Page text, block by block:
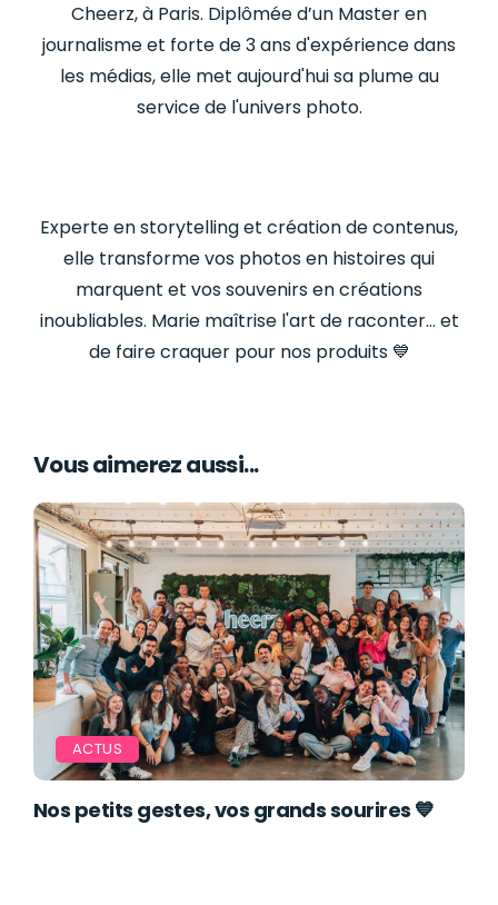
Cheerz, à Paris. Diplômée d’un Master en
journalisme et forte de 3 ans d'expérience dans
les médias, elle met aujourd'hui sa plume au
service de l'univers photo.
Experte en storytelling et création de contenus,
elle transforme vos photos en histoires qui
marquent et vos souvenirs en créations
inoubliables. Marie maîtrise l'art de raconter… et
de faire craquer pour nos produits 💙
Vous aimerez aussi...
ACTUS
Nos petits gestes, vos grands sourires 💙